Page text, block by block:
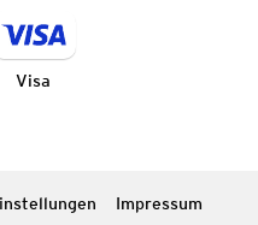
Visa
Impressum